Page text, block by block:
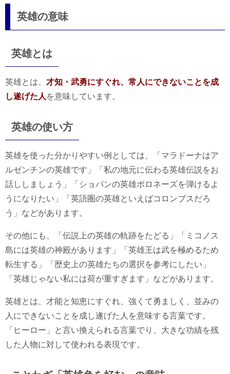
英雄の意味
英雄とは
英雄とは、 才知・武勇にすぐれ、常人にできないことを成
し遂げた人 を意味しています。
英雄の使い方
英雄を使った分かりやすい例としては、「マラドーナはア
ルゼンチンの英雄です」「私の地元に伝わる英雄伝説をお
話ししましょう」「ショパンの英雄ポロネーズを弾けるよ
うになりたい」「英語圏の英雄といえばコロンブスだろ
う」などがあります。
その他にも、「伝説上の英雄の軌跡をたどる」「ミコノス
島には英雄の神殿があります」「英雄王は武を極めるため
転生する」「歴史上の英雄たちの選択を参考にしたい」
「英雄じゃない私には荷が重すぎます」などがあります。
英雄とは、才能と知恵にすぐれ、強くて勇ましく、並みの
人にできないことを成し遂げた人を意味する言葉です。
「ヒーロー」と言い換えられる言葉でり、大きな功績を残
した人物に対して使われる表現です。